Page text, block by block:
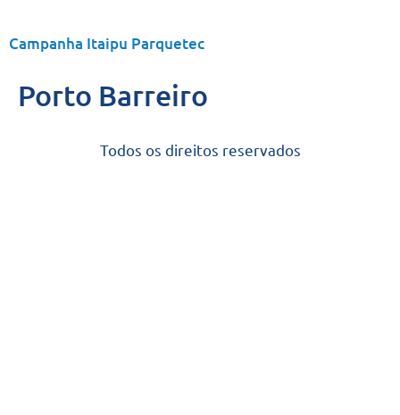
Campanha Itaipu Parquetec
Porto Barreiro
Todos os direitos reservados